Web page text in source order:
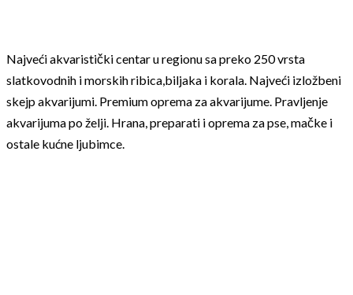
Najveći akvaristički centar u regionu sa preko 250 vrsta
slatkovodnih i morskih ribica,biljaka i korala. Najveći izložbeni
skejp akvarijumi. Premium oprema za akvarijume. Pravljenje
akvarijuma po želji. Hrana, preparati i oprema za pse, mačke i
ostale kućne ljubimce.